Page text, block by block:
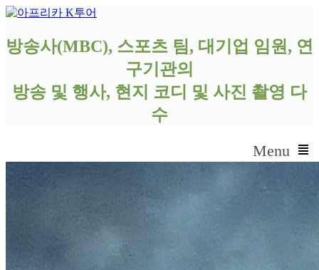
방송사(MBC), 스포츠 팀, 대기업 임원, 연
구기관의
방송 및 행사, 현지 코디 및 사진 촬영 다
수
Menu